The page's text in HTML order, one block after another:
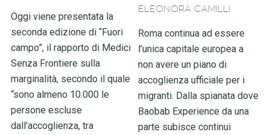
Oggi viene presentata la
seconda edizione di “Fuori
campo”, il rapporto di Medici
Senza Frontiere sulla
marginalità, secondo il quale
“sono almeno 10.000 le
persone escluse
dall'accoglienza, tra
ELEONORA CAMILLI
Roma continua ad essere
l’unica capitale europea a
non avere un piano di
accoglienza ufficiale per i
migranti. Dalla spianata dove
Baobab Experience da una
parte subisce continui